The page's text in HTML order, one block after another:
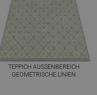
TEPPICH AUSSENBEREICH G
EOMETRISCHE LINIEN